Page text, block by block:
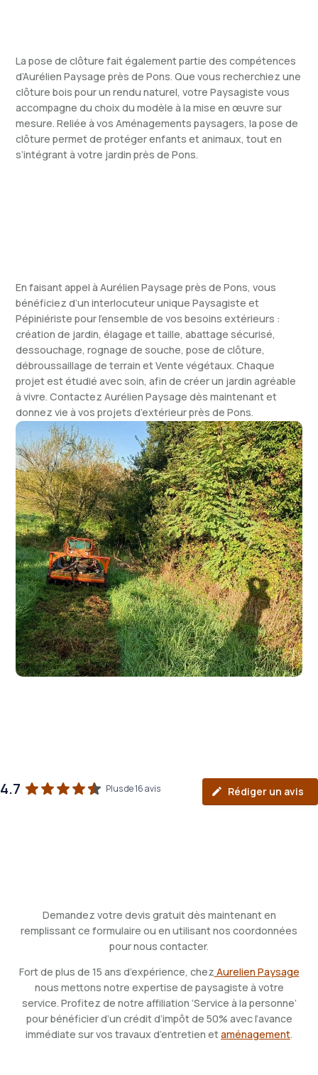
La pose de clôture fait également partie des compétences
d’Aurélien Paysage près de Pons. Que vous recherchiez une
clôture bois pour un rendu naturel, votre Paysagiste vous
accompagne du choix du modèle à la mise en œuvre sur
mesure. Reliée à vos Aménagements paysagers, la pose de
clôture permet de protéger enfants et animaux, tout en
s’intégrant à votre jardin près de Pons.
En faisant appel à Aurélien Paysage près de Pons, vous
bénéficiez d’un interlocuteur unique Paysagiste et
Pépiniériste pour l’ensemble de vos besoins extérieurs :
création de jardin, élagage et taille, abattage sécurisé,
dessouchage, rognage de souche, pose de clôture,
débroussaillage de terrain et Vente végétaux. Chaque
projet est étudié avec soin, afin de créer un jardin agréable
à vivre. Contactez Aurélien Paysage dès maintenant et
donnez vie à vos projets d’extérieur près de Pons.
4.7 Plus de 16 avis Rédiger un avis
Demandez votre devis gratuit dès maintenant en
remplissant ce formulaire ou en utilisant nos coordonnées
pour nous contacter.
Fort de plus de 15 ans d’expérience, chez Aurelien Paysage
nous mettons notre expertise de paysagiste à votre
service. Profitez de notre affiliation ‘Service à la personne’
pour bénéficier d’un crédit d’impôt de 50% avec l’avance
immédiate sur vos travaux d’entretien etaménagement.